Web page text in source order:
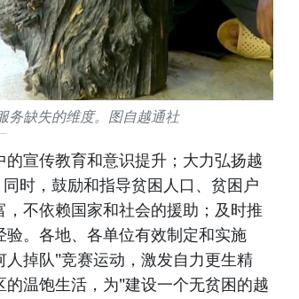
务缺失的维度。图自越通社
宣传教育和意识提升；大力弘扬越
时，鼓励和指导贫困人口、贫困户
不依赖国家和社会的援助；及时推
。各地、各单位有效制定和实施
掉队"竞赛运动，激发自力更生精
温饱生活，为"建设一个无贫困的越